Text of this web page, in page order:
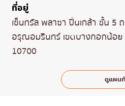
ที่อยู่
เซ็นทรัล พลาซา ปิ่นเกล้า ชั้น 5
อรุณอมรินทร์ เขตบางกอกน้อย
10700
ดูแผน